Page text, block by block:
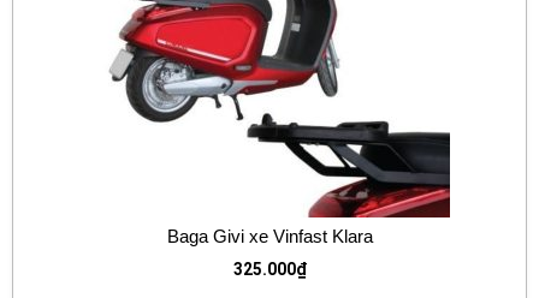
Baga Givi xe Vinfast Klara
325.000₫